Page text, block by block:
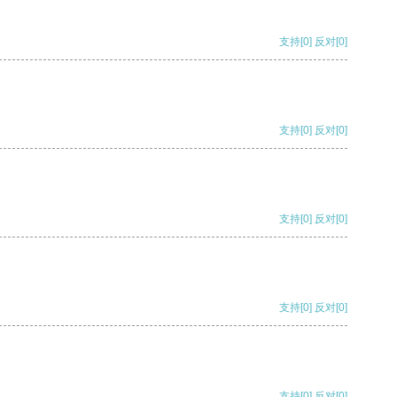
支持[0] 反对[0]
支持[0] 反对[0]
支持[0] 反对[0]
支持[0] 反对[0]